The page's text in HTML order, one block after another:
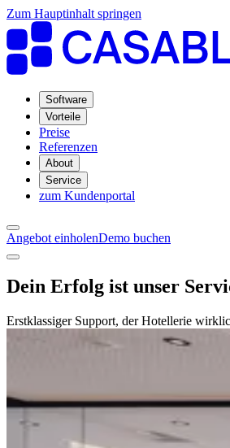
Zum Hauptinhalt springen
Software
Vorteile
Preise
Referenzen
About
Service
zum Kundenportal
Angebot einholenDemo buchen
Dein Erfolg ist unser
Erstklassiger Support, der Hotellerie